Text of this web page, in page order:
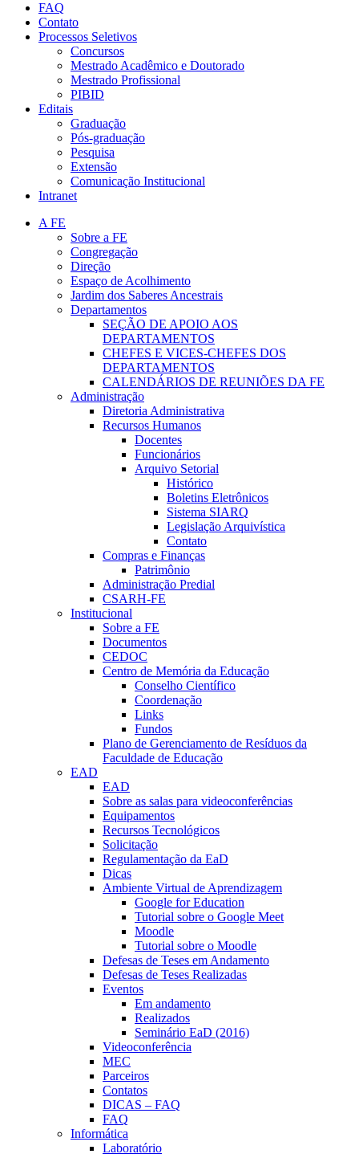
FAQ
Contato
Processos Seletivos
Concursos
Mestrado Acadêmico e Doutorado
Mestrado Profissional
PIBID
Editais
Graduação
Pós-graduação
Pesquisa
Extensão
Comunicação Institucional
Intranet
A FE
Sobre a FE
Congregação
Direção
Espaço de Acolhimento
Jardim dos Saberes Ancestrais
Departamentos
SEÇÃO DE APOIO AOS
DEPARTAMENTOS
CHEFES E VICES-CHEFES DOS
DEPARTAMENTOS
CALENDÁRIOS DE REUNIÕES DA FE
Administração
Diretoria Administrativa
Recursos Humanos
Docentes
Funcionários
Arquivo Setorial
Histórico
Boletins Eletrônicos
Sistema SIARQ
Legislação Arquivística
Contato
Compras e Finanças
Patrimônio
Administração Predial
CSARH-FE
Institucional
Sobre a FE
Documentos
CEDOC
Centro de Memória da Educação
Conselho Científico
Coordenação
Links
Fundos
Plano de Gerenciamento de Resíduos da
Faculdade de Educação
EAD
EAD
Sobre as salas para videoconferências
Equipamentos
Recursos Tecnológicos
Solicitação
Regulamentação da EaD
Dicas
Ambiente Virtual de Aprendizagem
Google for Education
Tutorial sobre o Google Meet
Moodle
Tutorial sobre o Moodle
Defesas de Teses em Andamento
Defesas de Teses Realizadas
Eventos
Em andamento
Realizados
Seminário EaD (2016)
Videoconferência
MEC
Parceiros
Contatos
DICAS – FAQ
FAQ
Informática
Laboratório